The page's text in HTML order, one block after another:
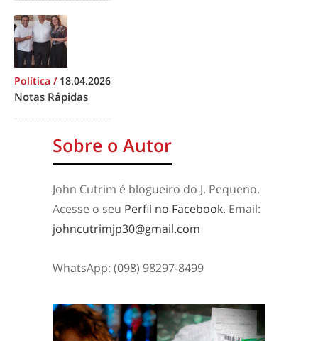
Política / 18.04.2026
Notas Rápidas
Sobre o Autor
John Cutrim é blogueiro do J. Pequeno.
Acesse o seu Perfil no Facebook. Email:
johncutrimjp30@gmail.com
WhatsApp: (098) 98297-8499